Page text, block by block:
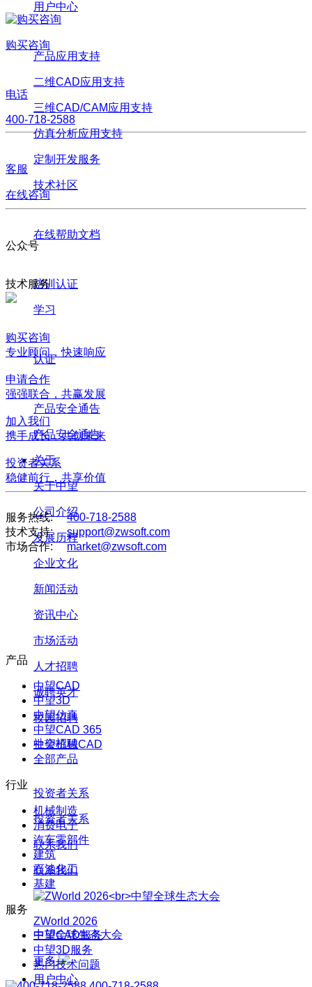
用户中心
产品应用支持
二维CAD应用支持
三维CAD/CAM应用支持
仿真分析应用支持
定制开发服务
技术社区
在线帮助文档
培训认证
学习
认证
产品安全通告
产品安全通告
关于
关于中望
公司介绍
发展历程
企业文化
新闻活动
资讯中心
市场活动
人才招聘
诚聘英才
校园招聘
社会招聘
投资者关系
投资者关系
联系我们
联系我们
ZWorld 2026
中望全球生态大会
更多
购买咨询
电话
400-718-2588
客服
在线咨询
公众号
技术服务
购买咨询
专业顾问，快速响应
申请合作
强强联合，共赢发展
加入我们
携手成长，共创未来
投资者关系
稳健前行，共享价值
服务热线: 400-718-2588
技术支持: support@zwsoft.com
市场合作: market@zwsoft.com
产品
中望CAD
中望3D
中望仿真
中望CAD 365
中望机械CAD
全部产品
行业
机械制造
消费电子
汽车零部件
建筑
石油化工
基建
服务
中望CAD服务
中望3D服务
热门技术问题
用户中心